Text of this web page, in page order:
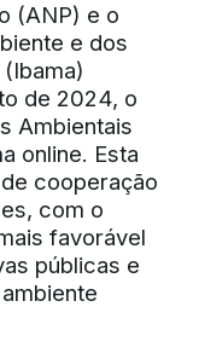
(ANP) e o
e dos
de 2024, o
Ambientais
online. Esta
cooperação
com o
favorável
públicas e